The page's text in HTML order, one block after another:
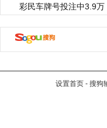
彩民车牌号投注中3.9万
设置首页 - 搜狗